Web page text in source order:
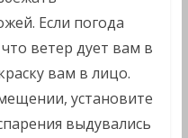
Если погода
ветер дует вам в
вам в лицо.
установите
выдувались